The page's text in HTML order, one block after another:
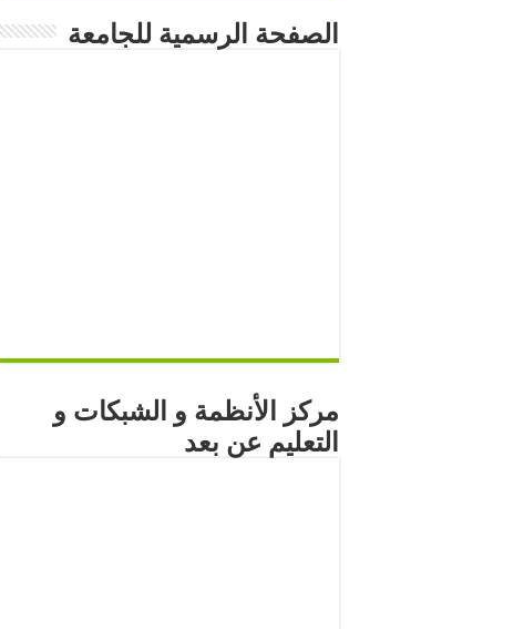
الصفحة الرسمية للجامعة
مركز الأنظمة و الشبكات و
التعليم عن بعد